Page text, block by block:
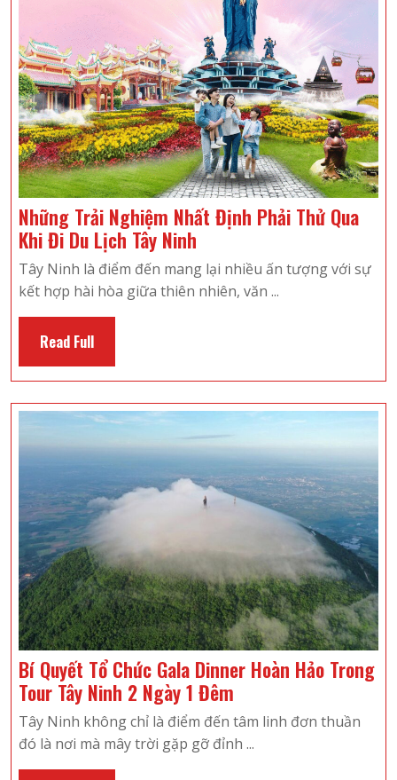
Những Trải Nghiệm Nhất Định Phải Thử Qua
Khi Đi Du Lịch Tây Ninh Những
Trải
Nghiệm
Thử
Qua
Khi
Đi
Du
Lịch
Tây
Tây Ninh là điểm đến mang lại nhiều ấn tượng với sự
kết hợp hài hòa giữa thiên nhiên, văn ...
Read FullRead
Full
Bí Quyết Tổ Chức Gala Dinner Hoàn Hảo Trong
Tour Tây Ninh 2 Ngày 1 Đêm
Quyết
Tổ
Tây Ninh không chỉ là điểm đến tâm linh đơn thuần
đó là nơi mà mây trời gặp gỡ đỉnh ...